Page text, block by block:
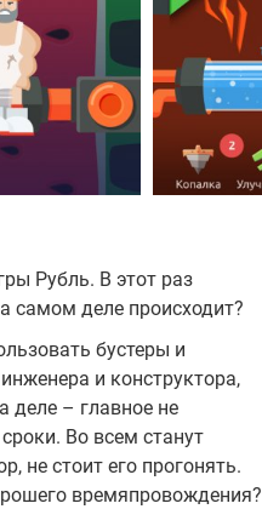
Рубль. В этот раз
самом деле происходит?
бустеры и
и конструктора,
деле – главное не
Во всем станут
не стоит его прогонять.
времяпровождения?